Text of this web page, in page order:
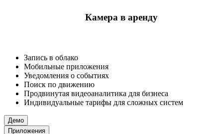
Камера в аренду
Запись в облако
Мобильные приложения
Уведомления о событиях
Поиск по движению
Продвинутая видеоаналитика для бизнеса
Индивидуальные тарифы для сложных систем
Демо
Приложения